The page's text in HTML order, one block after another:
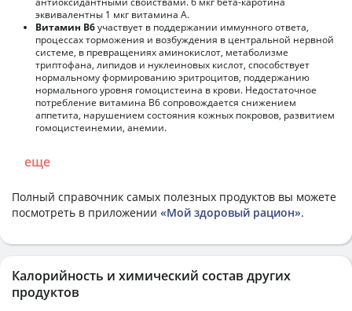
эквивалентны 1 мкг витамина А.
Витамин В6участвует в поддержании иммунного ответа,
процессах торможения и возбуждения в центральной нервной
системе, в превращениях аминокислот, метаболизме
триптофана, липидов и нуклеиновых кислот, способствует
нормальному формированию эритроцитов, поддержанию
нормального уровня гомоцистеина в крови. Недостаточное
потребление витамина В6 сопровождается снижением
аппетита, нарушением состояния кожных покровов, развитием
гомоцистеинемии, анемии.
еще
Полный справочник самых полезных продуктов вы можете
посмотреть в приложении «Мой здоровый рацион».
Калорийность и химический состав других
продуктов